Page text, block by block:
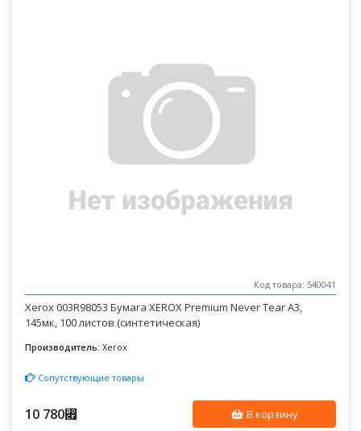
Код товара: 540041
Xerox 003R98053 Бумага XEROX Premium Never Tear A3,
145мк, 100 листов (синтетическая)
Производитель: Xerox
Сопутствующие товары
10 780⃏ В корзину